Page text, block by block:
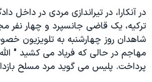
جهش
به
جستجو
ورزشی
گزیده‌ها
ویژه برنامه‌ها
ویدیوها
جام جهانی ۲۰۲۶
عملیات خشم حماسی
۲۵۰سالگی آمریکا
بایگانی برنامه‌های تلویزیونی
فرکانس‌های صدای آمریکا
پخش رادیویی
یادگیری زبان انگلیسی
در آنکارا، در تیراندازی مردی در داخل
ترکیه، یک قاضی جانسپرد و چهار نفر
مهاجم در حالی که فریاد می کشید " الله
پرداخت. پلیس می گوید مرد مسلح